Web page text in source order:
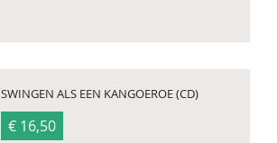
SWINGEN ALS EEN KANGOEROE (CD)
€ 16,50